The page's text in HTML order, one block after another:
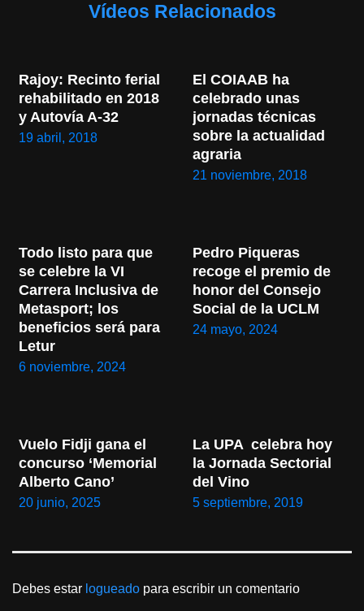
Vídeos Relacionados
Rajoy: Recinto ferial
rehabilitado en 2018
y Autovía A-32
19 abril, 2018
El COIAAB ha
celebrado unas
jornadas técnicas
sobre la actualidad
agraria
21 noviembre, 2018
Todo listo para que
se celebre la VI
Carrera Inclusiva de
Metasport; los
beneficios será para
Letur
6 noviembre, 2024
Pedro Piqueras
recoge el premio de
honor del Consejo
Social de la UCLM
24 mayo, 2024
Vuelo Fidji gana el
concurso ‘Memorial
Alberto Cano’
20 junio, 2025
La UPA  celebra hoy
la Jornada Sectorial
del Vino
5 septiembre, 2019
Debes estar logueado para escribir un comentario